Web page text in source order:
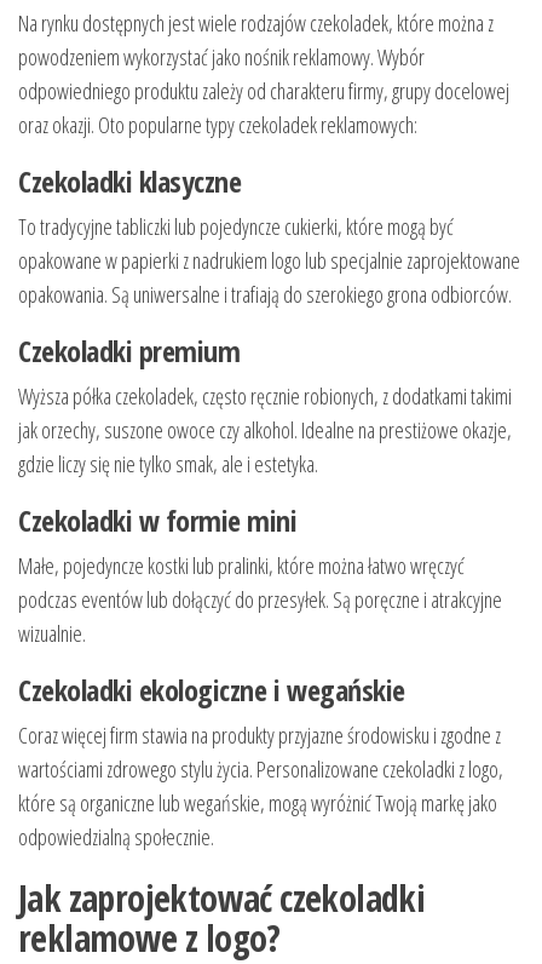
Na rynku dostępnych jest wiele rodzajów czekoladek, które można z
powodzeniem wykorzystać jako nośnik reklamowy. Wybór
odpowiedniego produktu zależy od charakteru firmy, grupy docelowej
oraz okazji. Oto popularne typy czekoladek reklamowych:
Czekoladki klasyczne
To tradycyjne tabliczki lub pojedyncze cukierki, które mogą być
opakowane w papierki z nadrukiem logo lub specjalnie zaprojektowane
opakowania. Są uniwersalne i trafiają do szerokiego grona odbiorców.
Czekoladki premium
Wyższa półka czekoladek, często ręcznie robionych, z dodatkami takimi
jak orzechy, suszone owoce czy alkohol. Idealne na prestiżowe okazje,
gdzie liczy się nie tylko smak, ale i estetyka.
Czekoladki w formie mini
Małe, pojedyncze kostki lub pralinki, które można łatwo wręczyć
podczas eventów lub dołączyć do przesyłek. Są poręczne i atrakcyjne
wizualnie.
Czekoladki ekologiczne i wegańskie
Coraz więcej firm stawia na produkty przyjazne środowisku i zgodne z
wartościami zdrowego stylu życia. Personalizowane czekoladki z logo,
które są organiczne lub wegańskie, mogą wyróżnić Twoją markę jako
odpowiedzialną społecznie.
Jak zaprojektować czekoladki
reklamowe z logo?